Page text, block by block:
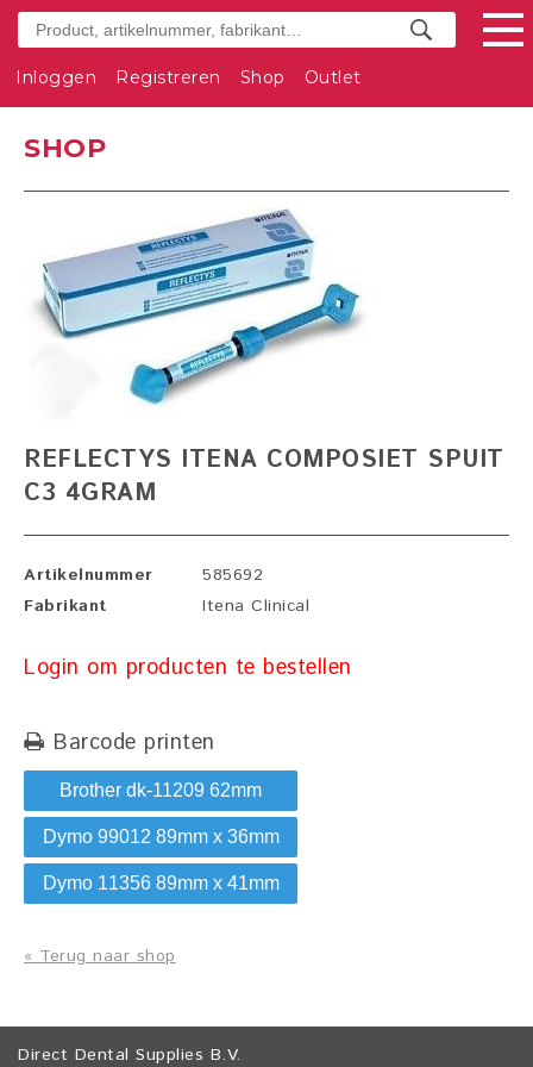
Inloggen Registreren Shop Outlet
SHOP
REFLECTYS ITENA COMPOSIET SPUIT
C3 4GRAM
Artikelnummer
585692
Fabrikant
Itena Clinical
Login om producten te bestellen
Barcode printen
Brother dk-11209 62mm
Dymo 99012 89mm x 36mm
Dymo 11356 89mm x 41mm
« Terug naar shop
Direct Dental Supplies B.V.